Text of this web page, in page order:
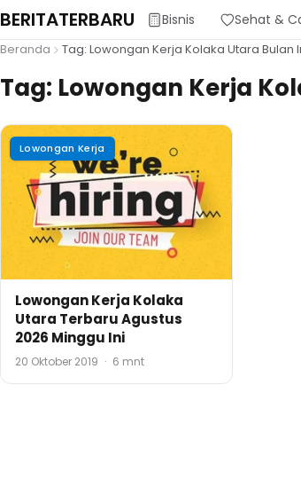
BERITATERBARU Bisnis Sehat &
Beranda Tag: Lowongan Kerja Kolaka Utara Bulan
Tag: Lowongan Kerja
Lowongan Kerja
Lowongan Kerja Kolaka
Utara Terbaru Agustus
2026 Minggu Ini
20 Oktober 2019 · 6 mnt